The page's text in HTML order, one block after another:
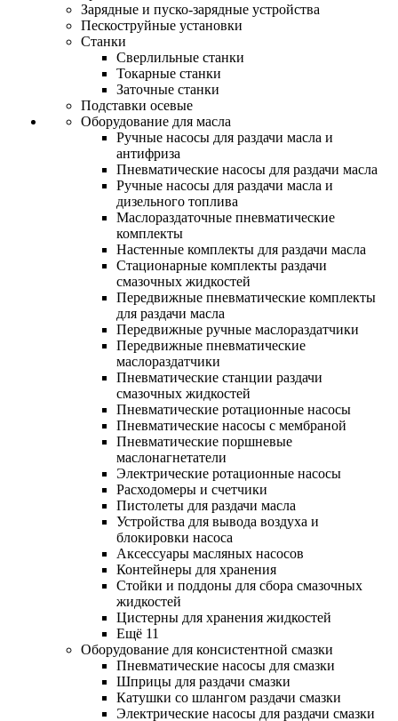
Зарядные и пуско-зарядные устройства
Пескоструйные установки
Станки
Сверлильные станки
Токарные станки
Заточные станки
Подставки осевые
Оборудование для масла
Ручные насосы для раздачи масла и
антифриза
Пневматические насосы для раздачи масла
Ручные насосы для раздачи масла и
дизельного топлива
Маслораздаточные пневматические
комплекты
Настенные комплекты для раздачи масла
Стационарные комплекты раздачи
смазочных жидкостей
Передвижные пневматические комплекты
для раздачи масла
Передвижные ручные маслораздатчики
Передвижные пневматические
маслораздатчики
Пневматические станции раздачи
смазочных жидкостей
Пневматические ротационные насосы
Пневматические насосы с мембраной
Пневматические поршневые
маслонагнетатели
Электрические ротационные насосы
Расходомеры и счетчики
Пистолеты для раздачи масла
Устройства для вывода воздуха и
блокировки насоса
Аксессуары масляных насосов
Контейнеры для хранения
Стойки и поддоны для сбора смазочных
жидкостей
Цистерны для хранения жидкостей
Ещё 11
Оборудование для консистентной смазки
Пневматические насосы для смазки
Шприцы для раздачи смазки
Катушки со шлангом раздачи смазки
Электрические насосы для раздачи смазки